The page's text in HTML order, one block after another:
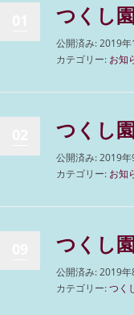
つくし
公開済み: 2019年
カテゴリー: お知
つくし
公開済み: 2019年
カテゴリー: お知
つくし
公開済み: 2019年
カテゴリー:つく